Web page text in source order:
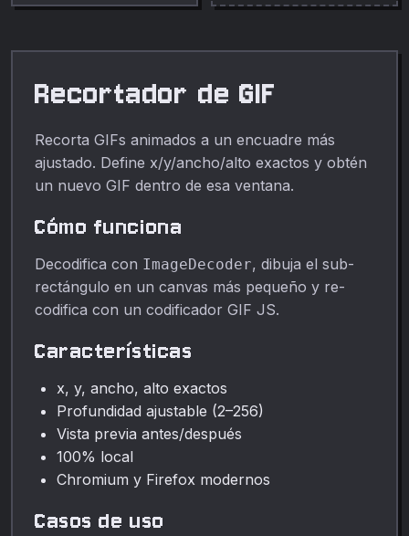
de fusión ajustables.
Recortador de GIF
Recorta GIFs animados a un encuadre más
ajustado. Define x/y/ancho/alto exactos y obtén
un nuevo GIF dentro de esa ventana.
Cómo funciona
Decodifica con ImageDecoder, dibuja el sub-
rectángulo en un canvas más pequeño y re-
codifica con un codificador GIF JS.
Características
x, y, ancho, alto exactos
Profundidad ajustable (2–256)
Vista previa antes/después
100% local
Chromium y Firefox modernos
Casos de uso